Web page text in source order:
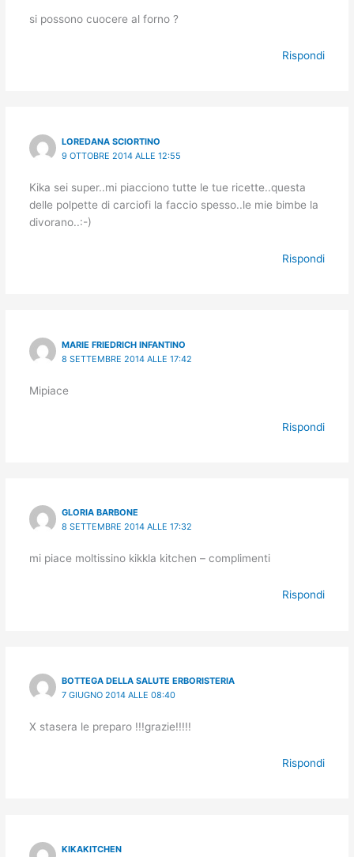
si possono cuocere al forno ?
Rispondi
LOREDANA SCIORTINO
9 OTTOBRE 2014 ALLE 12:55
Kika sei super..mi piacciono tutte le tue ricette..questa
delle polpette di carciofi la faccio spesso..le mie bimbe la
divorano..:-)
Rispondi
MARIE FRIEDRICH INFANTINO
8 SETTEMBRE 2014 ALLE 17:42
Mipiace
Rispondi
GLORIA BARBONE
8 SETTEMBRE 2014 ALLE 17:32
mi piace moltissino kikkla kitchen – complimenti
Rispondi
BOTTEGA DELLA SALUTE ERBORISTERIA
7 GIUGNO 2014 ALLE 08:40
X stasera le preparo !!!grazie!!!!!
Rispondi
KIKAKITCHEN